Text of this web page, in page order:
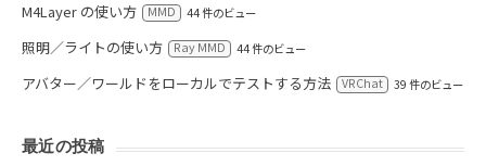
M4Layer の使い方 MMD 44 件のビュー
照明／ライトの使い方 Ray MMD 44 件のビュー
アバター／ワールドをローカルでテストする方法 VRChat 39 件のビュー
最近の投稿